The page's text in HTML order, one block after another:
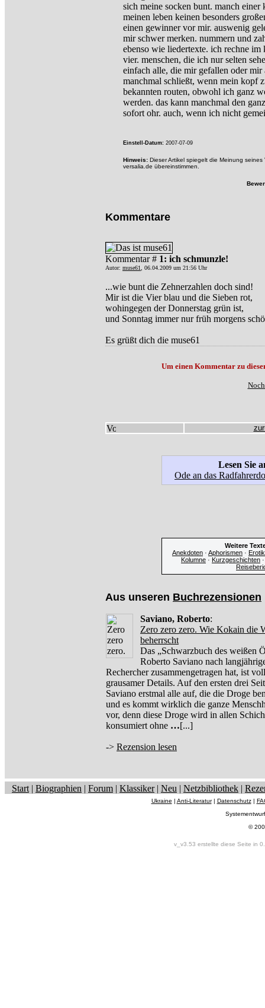
sich meine socken bunt. manch
meinen leben keinen besonders
einen gewinner vor mir. auswenig
mir schwer merken. nummern und
ebenso wie liedertexte. ich rechne
vier. menschen, die ich nur selten
einfach alle, die mir gefallen oder
manchmal schließt, wenn mein kopf
bekannten routen, obwohl ich ganz
werden. das kann manchmal den
sofort ohr. auch, wenn ich nicht
Einstell-Datum: 2007-07-09
Hinweis: Dieser Artikel spiegelt die Meinung
versalia.de übereinstimmen.
Kommentare
Kommentar # 1: ich schmunzle!
Autor: muse61 , 06.04.2009 um 21:56 Uhr
...wie bunt die Zehnerzahlen doch sind!
Mir ist die Vier blau und die Sieben rot,
wohingegen der Donnerstag grün ist,
und Sonntag immer nur früh morgens
Es grüßt dich die muse61
Um einen Kommentar zu
Lesen Sie
Ode an das
Weitere
Anekdoten · Aphorismen · Erotik
Kolumne · Kurzgeschichten
Aus unseren Buchrezensionen
Saviano, Roberto:
Zero zero zero. Wie Kokain die
beherrscht
Das „Schwarzbuch des weißen
Roberto Saviano nach
Rechercher zusammengetragen hat, ist
grausamer Details. Auf den ersten drei
Saviano erstmal alle auf, die die Droge
und es kommt wirklich die ganze
vor, denn diese Droge wird in allen
konsumiert ohne …[...]
-> Rezension lesen
Start | Biographien | Forum | Klassiker| Neu | Netzbibliothek |
Ukraine | Anti-Literatur| Datenschutz|
©
v_v3.53 erstellte diese Seite in